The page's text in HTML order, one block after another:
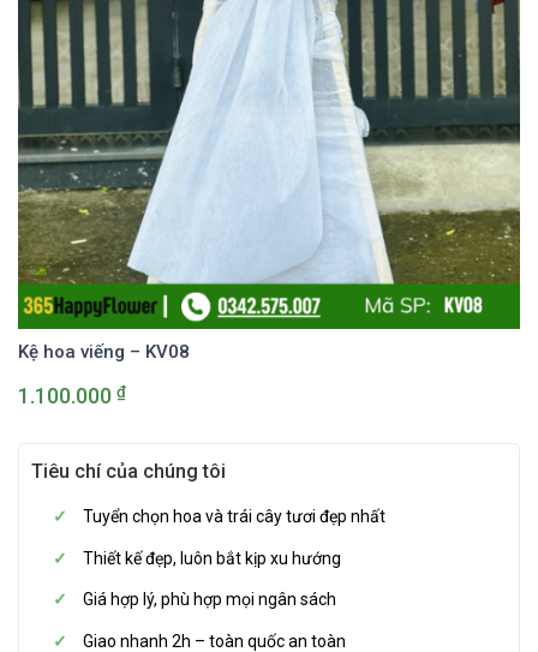
Kệ hoa viếng – KV08
1.100.000 ₫
Tiêu chí của chúng tôi
Tuyển chọn hoa và trái cây tươi đẹp nhất
Thiết kế đẹp, luôn bắt kịp xu hướng
Giá hợp lý, phù hợp mọi ngân sách
Giao nhanh 2h – toàn quốc an toàn